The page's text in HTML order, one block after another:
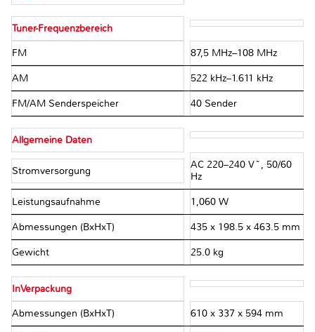
Tuner-Frequenzbereich
FM 87,5 MHz–108 MHz
AM 522 kHz–1.611 kHz
FM/AM Senderspeicher 40 Sender
Allgemeine Daten
Stromversorgung
AC 220–240 V~, 50/60
Hz
Leistungsaufnahme 1,060 W
Abmessungen (BxHxT) 435 x 198.5 x 463.5 mm
Gewicht 25.0 kg
InVerpackung
Abmessungen (BxHxT) 610 x 337 x 594 mm